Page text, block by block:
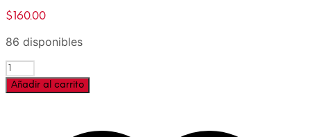
$160.00
86 disponibles
Cantidad
Añadir al carrito